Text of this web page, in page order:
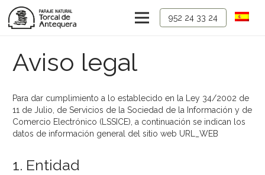
952 24 33 24
Aviso legal
Para dar cumplimiento a lo establecido en la Ley 34/2002 de
11 de Julio, de Servicios de la Sociedad de la Información y de
Comercio Electrónico (LSSICE), a continuación se indican los
datos de información general del sitio web URL_WEB
1. Entidad